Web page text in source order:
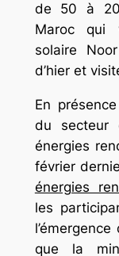
de 50 à
Maroc qui
solaire
d’hier et
En
du secteur
énergies
février
énergies
les
que la